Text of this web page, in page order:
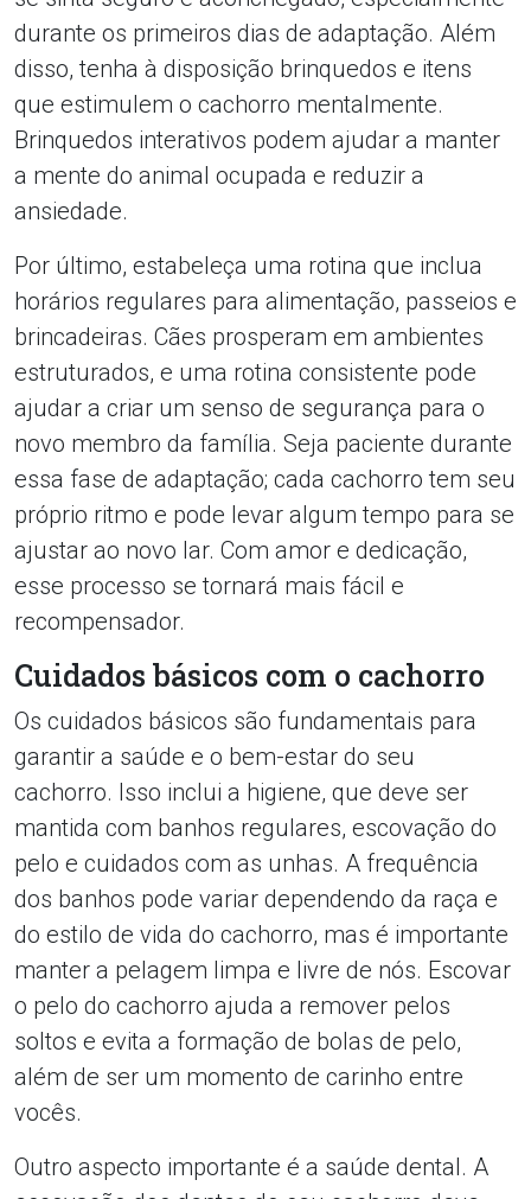
durante os primeiros dias de adaptação. Além
disso, tenha à disposição brinquedos e itens
que estimulem o cachorro mentalmente.
Brinquedos interativos podem ajudar a manter
a mente do animal ocupada e reduzir a
ansiedade.
Por último, estabeleça uma rotina que inclua
horários regulares para alimentação, passeios e
brincadeiras. Cães prosperam em ambientes
estruturados, e uma rotina consistente pode
ajudar a criar um senso de segurança para o
novo membro da família. Seja paciente durante
essa fase de adaptação; cada cachorro tem seu
próprio ritmo e pode levar algum tempo para se
ajustar ao novo lar. Com amor e dedicação,
esse processo se tornará mais fácil e
recompensador.
Cuidados básicos com o cachorro
Os cuidados básicos são fundamentais para
garantir a saúde e o bem-estar do seu
cachorro. Isso inclui a higiene, que deve ser
mantida com banhos regulares, escovação do
pelo e cuidados com as unhas. A frequência
dos banhos pode variar dependendo da raça e
do estilo de vida do cachorro, mas é importante
manter a pelagem limpa e livre de nós. Escovar
o pelo do cachorro ajuda a remover pelos
soltos e evita a formação de bolas de pelo,
além de ser um momento de carinho entre
vocês.
Outro aspecto importante é a saúde dental. A